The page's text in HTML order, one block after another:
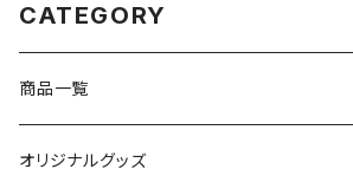
CATEGORY
商品一覧
ブック
オリジナルグッズ